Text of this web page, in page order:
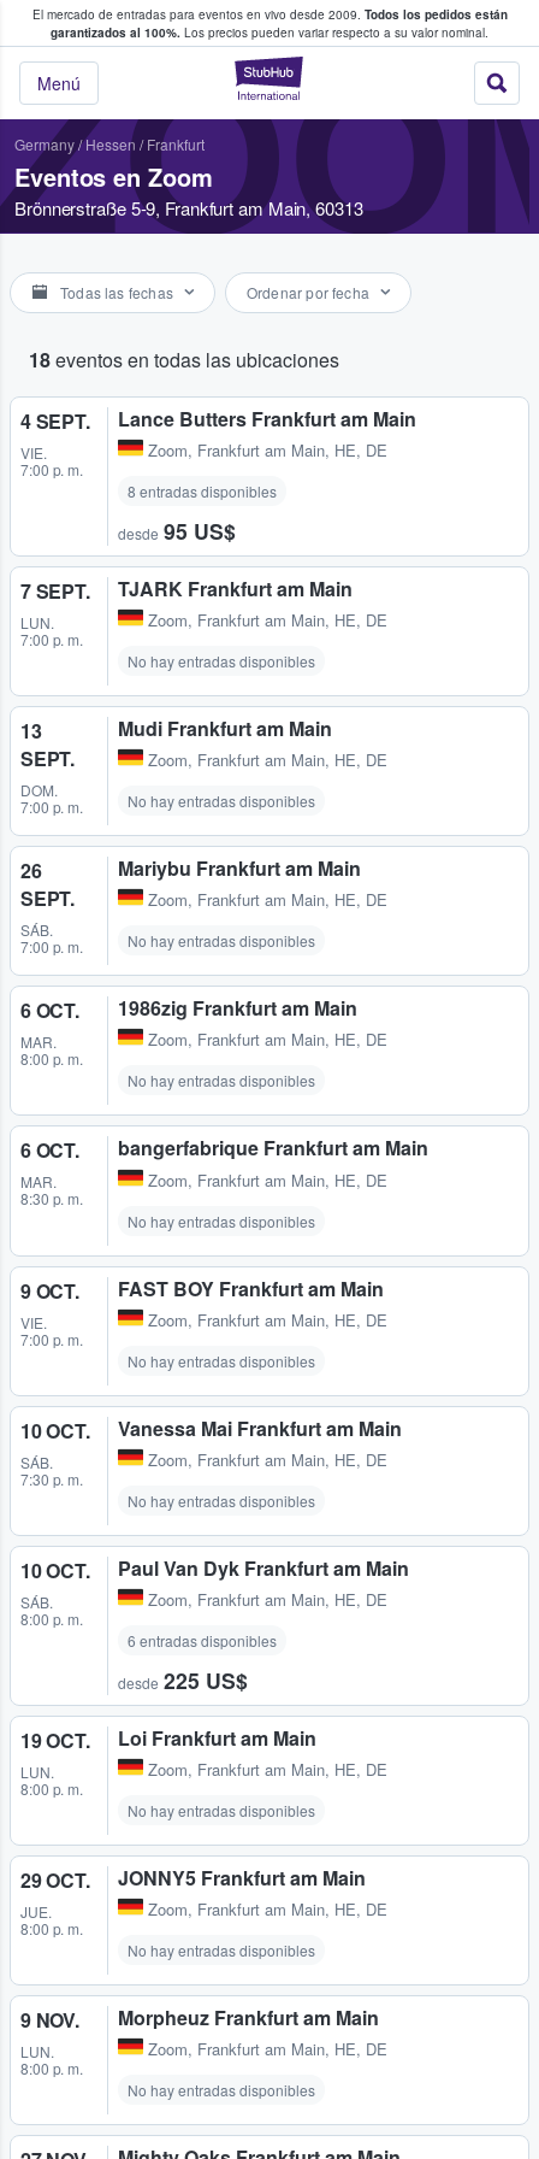
El mercado de entradas para eventos en vivo desde 2009. Todos los pedidos están
garantizados al 100%. Los precios pueden variar respecto a su valor nominal.
StubHub:
Menú
y venta de entradas entre fans
Germany/Hessen / Frankfurt
Eventos en Zoom
Brönnerstraße 5-9, Frankfurt am Main, 60313
Todas las fechas Ordenar por fecha
18eventos en todas las ubicaciones
4 SEPT.
VIE.
7:00 p. m.
Lance Butters Frankfurt am Main
Zoom, Frankfurt am Main, HE, DE
8 entradas disponibles
desde 95 US$
7 SEPT.
LUN.
7:00 p. m.
TJARK Frankfurt am Main
Zoom, Frankfurt am Main, HE, DE
No hay entradas disponibles
13
SEPT.
DOM.
7:00 p. m.
Mudi Frankfurt am Main
Zoom, Frankfurt am Main, HE, DE
No hay entradas disponibles
26
SEPT.
SÁB.
7:00 p. m.
Mariybu Frankfurt am Main
Zoom, Frankfurt am Main, HE, DE
No hay entradas disponibles
6 OCT.
MAR.
8:00 p. m.
1986zig Frankfurt am Main
Zoom, Frankfurt am Main, HE, DE
No hay entradas disponibles
6 OCT.
MAR.
8:30 p. m.
bangerfabrique Frankfurt am Main
Zoom, Frankfurt am Main, HE, DE
No hay entradas disponibles
9 OCT.
VIE.
7:00 p. m.
FAST BOY Frankfurt am Main
Zoom, Frankfurt am Main, HE, DE
No hay entradas disponibles
10 OCT.
SÁB.
7:30 p. m.
Vanessa Mai Frankfurt am Main
Zoom, Frankfurt am Main, HE, DE
No hay entradas disponibles
10 OCT.
SÁB.
8:00 p. m.
Paul Van Dyk Frankfurt am Main
Zoom, Frankfurt am Main, HE, DE
6 entradas disponibles
desde 225 US$
19 OCT.
LUN.
8:00 p. m.
Loi Frankfurt am Main
Zoom, Frankfurt am Main, HE, DE
No hay entradas disponibles
29 OCT.
JUE.
8:00 p. m.
JONNY5 Frankfurt am Main
Zoom, Frankfurt am Main, HE, DE
No hay entradas disponibles
9 NOV.
LUN.
8:00 p. m.
Morpheuz Frankfurt am Main
Zoom, Frankfurt am Main, HE, DE
No hay entradas disponibles